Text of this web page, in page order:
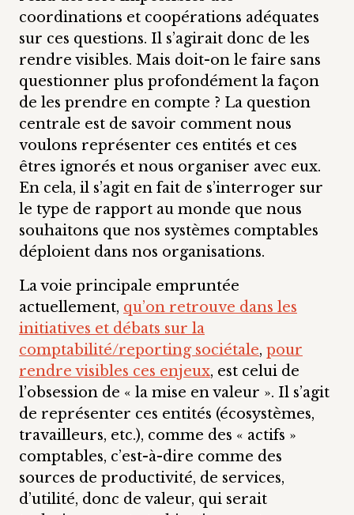
coordinations et coopérations adéquates
sur ces questions. Il s’agirait donc de les
rendre visibles. Mais doit-on le faire sans
questionner plus profondément la façon
de les prendre en compte ? La question
centrale est de savoir comment nous
voulons représenter ces entités et ces
êtres ignorés et nous organiser avec eux.
En cela, il s’agit en fait de s’interroger sur
le type de rapport au monde que nous
souhaitons que nos systèmes comptables
déploient dans nos organisations.
La voie principale empruntée
actuellement, qu’on retrouve dans les
initiatives et débats sur la
comptabilité/reporting sociétale, pour
rendre visibles ces enjeux, est celui de
l’obsession de « la mise en valeur ». Il s’agit
de représenter ces entités (écosystèmes,
travailleurs, etc.), comme des « actifs »
comptables, c’est-à-dire comme des
sources de productivité, de services,
d’utilité, donc de valeur, qui serait